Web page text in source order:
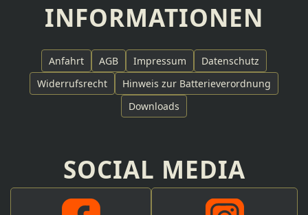
INFORMATIONEN
Anfahrt AGB Impressum
Datenschutz
Widerrufsrecht
Hinweis zur Batterieverordnung
Downloads
SOCIAL MEDIA